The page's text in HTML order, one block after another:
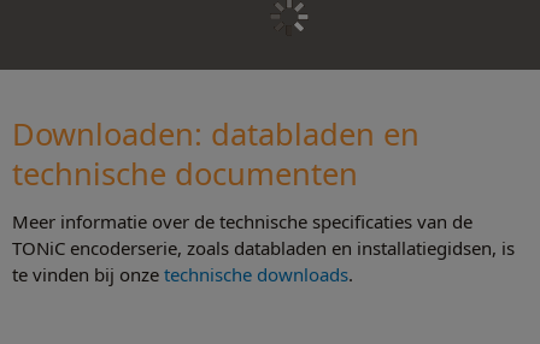
Downloaden: databladen en
technische documenten
Meer informatie over de technische specificaties van de
TONiC encoderserie, zoals databladen en installatiegidsen, is
te vinden bij onze technische downloads.